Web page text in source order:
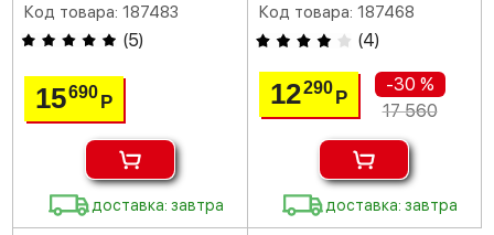
Код товара: 187483
(5)
15690Р
доставка: завтра
Код товара: 187468
(4)
12290 Р
-30 %
17 560
доставка: завтра